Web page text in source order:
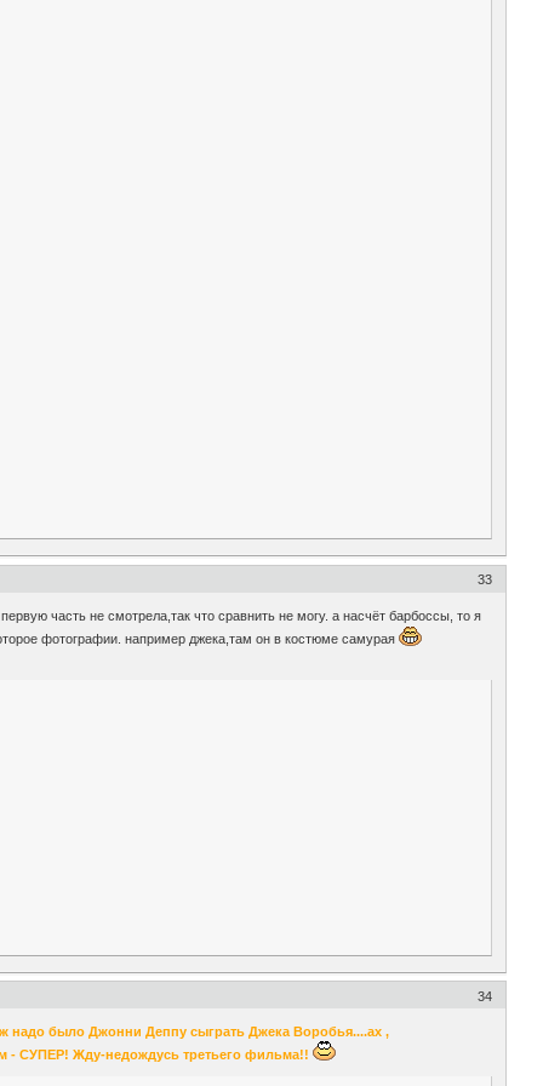
33
часть не смотрела,так что сравнить не могу. а насчёт барбоссы, то я
фотографии. например джека,там он в костюме самурая
34
было Джонни Деппу сыграть Джека Воробья....ах ,
- СУПЕР! Жду-недождусь третьего фильма!!